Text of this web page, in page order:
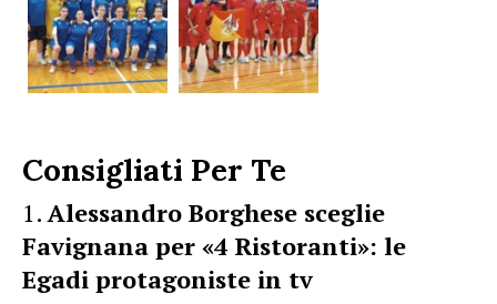
Consigliati Per Te
Alessandro Borghese sceglie
Favignana per «4 Ristoranti»: le
Egadi protagoniste in tv